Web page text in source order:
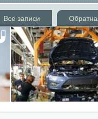
Все записи